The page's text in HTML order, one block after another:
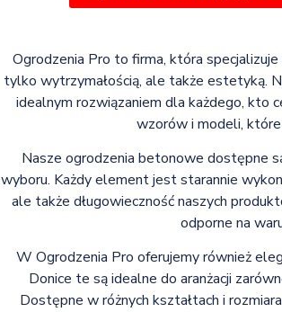
Ogrodzenia Pro to firma, która
tylko wytrzymałością, ale także estetyką.
idealnym rozwiązaniem dla każdego, kto
wzorów i modeli,
Nasze ogrodzenia betonowe dostępne
wyboru. Każdy element jest starannie
ale także długowieczność naszych
odporne na
W Ogrodzenia Pro oferujemy również
Donice te są idealne do aranżacji
Dostępne w różnych kształtach i